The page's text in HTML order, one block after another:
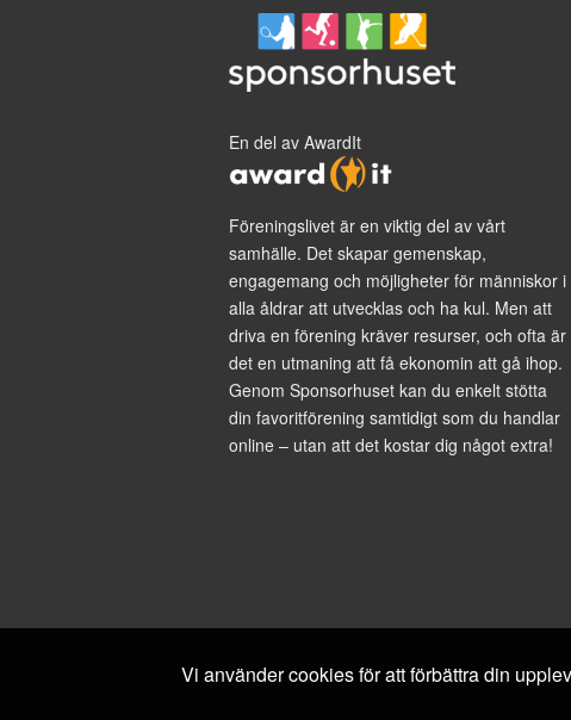
En del av AwardIt
Föreningslivet är en viktig del av vårt
samhälle. Det skapar gemenskap,
engagemang och möjligheter för människor i
alla åldrar att utvecklas och ha kul. Men att
driva en förening kräver resurser, och ofta är
det en utmaning att få ekonomin att gå ihop.
Genom Sponsorhuset kan du enkelt stötta
din favoritförening samtidigt som du handlar
online – utan att det kostar dig något extra!
Vi använder cookies för att förbättra din